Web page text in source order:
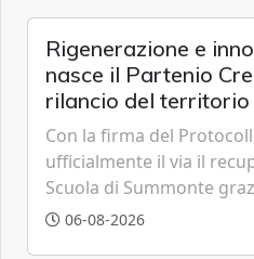
Rigenerazione e
nasce il Partenio
rilancio del territorio
Con la firma del
ufficialmente il via il
Scuola di Summonte
partenariato pubblico-
06-08-2026